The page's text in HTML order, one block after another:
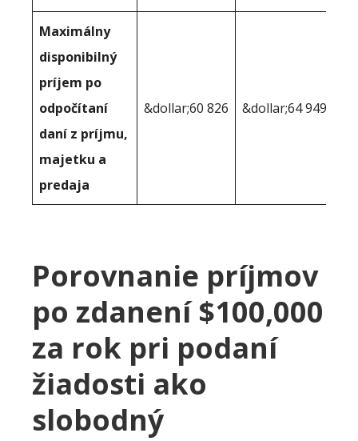
Maximálny
disponibilný
príjem po
odpočítaní
daní z príjmu,
majetku a
predaja
&dollar;60 826 &dollar;64 949
Porovnanie príjmov
po zdanení $100,000
za rok pri podaní
žiadosti ako
slobodný